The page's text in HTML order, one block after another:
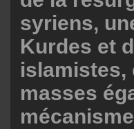
syriens,
Kurdes et
islamistes,
masses